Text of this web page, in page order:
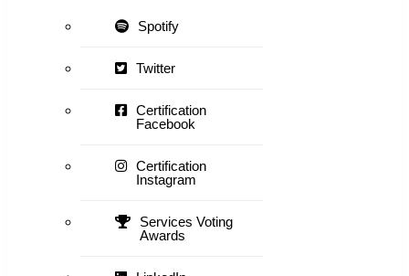
Spotify
Twitter
Certification
Facebook
Certification
Instagram
Services Voting
Awards